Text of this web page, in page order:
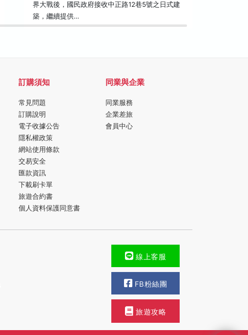
界大戰後，國民政府接收中正路12巷5號之日式建
築，繼續提供…
訂購須知
常見問題
訂購說明
電子收據公告
隱私權政策
網站使用條款
交易安全
匯款資訊
下載刷卡單
旅遊合約書
個人資料保護同意書
同業與企業
同業服務
企業差旅
會員中心
線上客服
FB粉絲團
旅遊攻略